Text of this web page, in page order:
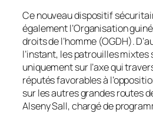
Ce nouveau dispositif
également l’Organisation
droits de l’homme (OGDH).
l’instant, les patrouilles mixtes
uniquement sur l’axe qui
réputés favorables à
sur les autres grandes routes
Alseny Sall, chargé de